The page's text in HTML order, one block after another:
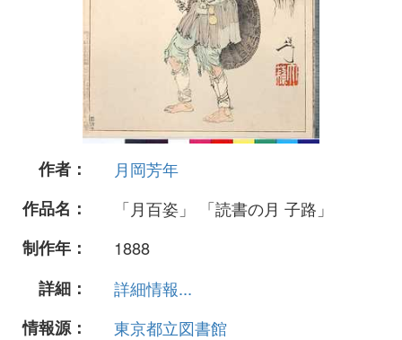
作者：
月岡芳年
作品名：
「月百姿」 「読書の月 子路」
制作年：
1888
詳細：
詳細情報...
情報源：
東京都立図書館